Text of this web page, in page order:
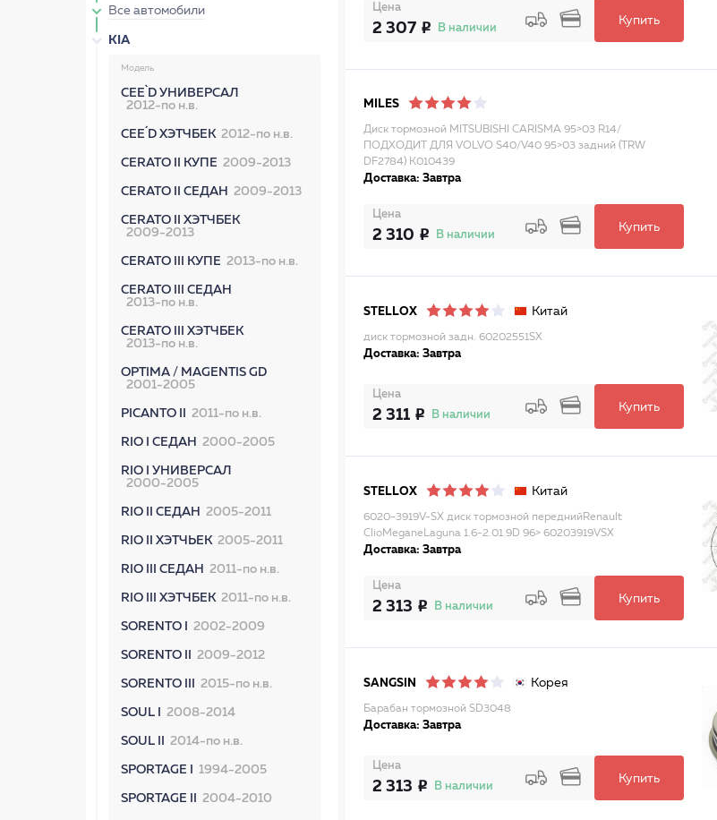
Все автомобили
KIA
Модель
CEE`D УНИВЕРСАЛ
2012-по н.в.
CEE´D ХЭТЧБЕК 2012-по н.в.
CERATO II КУПЕ 2009-2013
CERATO II СЕДАН 2009-2013
CERATO II ХЭТЧБЕК
2009-2013
CERATO III КУПЕ 2013-по н.в.
CERATO III СЕДАН
2013-по н.в.
CERATO III ХЭТЧБЕК
2013-по н.в.
OPTIMA / MAGENTIS GD
2001-2005
PICANTO II 2011-по н.в.
RIO I СЕДАН 2000-2005
RIO I УНИВЕРСАЛ
2000-2005
RIO II СЕДАН 2005-2011
RIO II ХЭТЧЬЕК 2005-2011
RIO III СЕДАН 2011-по н.в.
RIO III ХЭТЧБЕК 2011-по н.в.
SORENTO I 2002-2009
SORENTO II 2009-2012
SORENTO III 2015-по н.в.
SOUL I 2008-2014
SOUL II 2014-по н.в.
SPORTAGE I 1994-2005
SPORTAGE II 2004-2010
Цена
2 307 В наличии
Купить
MILES
Диск тормозной MITSUBISHI CARISMA 95>03 R14/
ПОДХОДИТ ДЛЯ VOLVO S40/V40 95>03 задний (TRW
DF2784) K010439
Доставка: Завтра
Цена
2 310 В наличии
Купить
STELLOX Китай
диск тормозной задн. 60202551SX
Доставка: Завтра
Цена
2 311 В наличии
Купить
STELLOX Китай
6020-3919V-SX диск тормозной переднийRenault
ClioMeganeLaguna 1.6-2.01.9D 96> 60203919VSX
Доставка: Завтра
Цена
2 313 В наличии
Купить
SANGSIN Корея
Барабан тормозной SD3048
Доставка: Завтра
Цена
2 313 В наличии
Купить